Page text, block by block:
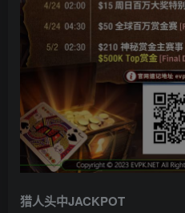
猎人头中JACKPOT